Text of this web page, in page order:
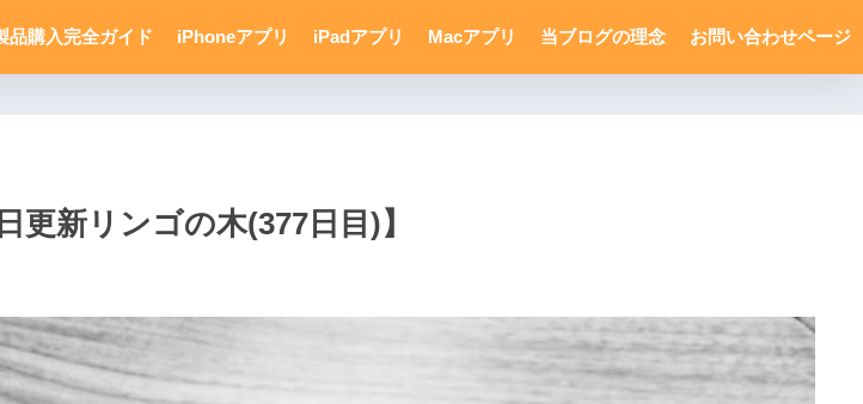
品購入完全ガイド iPhoneアプリ iPadアプリ Macアプリ 当ブログの理念 お問い合わせページ
新リンゴの木(377日目)】